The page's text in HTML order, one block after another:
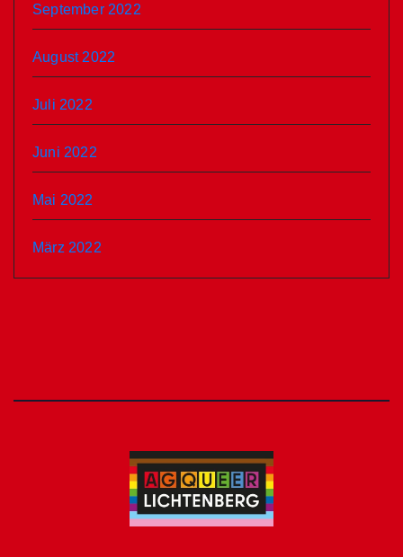
September 2022
August 2022
Juli 2022
Juni 2022
Mai 2022
März 2022